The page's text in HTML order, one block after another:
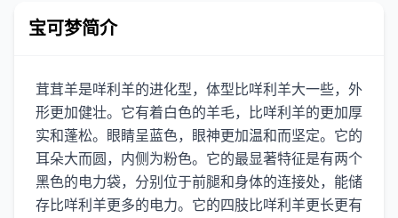
宝可梦简介
茸茸羊是咩利羊的进化型，体型比咩利羊大一些，外
形更加健壮。它有着白色的羊毛，比咩利羊的更加厚
实和蓬松。眼睛呈蓝色，眼神更加温和而坚定。它的
耳朵大而圆，内侧为粉色。它的最显著特征是有两个
黑色的电力袋，分别位于前腿和身体的连接处，能储
存比咩利羊更多的电力。它的四肢比咩利羊更长更有